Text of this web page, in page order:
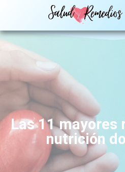
Las 11 mayores
nutrición